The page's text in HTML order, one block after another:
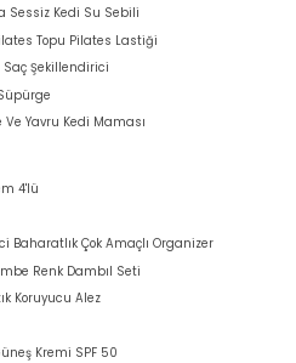
Sessiz Kedi Su Sebili
Topu Pilates Lastiği
Saç Şekillendirici
Yavru Kedi Maması
4'lü
Baharatlık Çok Amaçlı Organizer
Renk Dambıl Seti
Koruyucu Alez
Kremi SPF 50